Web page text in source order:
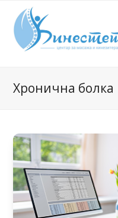
Хронична болка